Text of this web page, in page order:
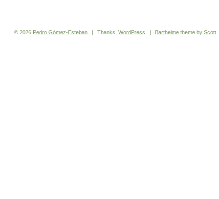
© 2026 Pedro Gómez-Esteban | Thanks,WordPress | Barthelmetheme by Scott